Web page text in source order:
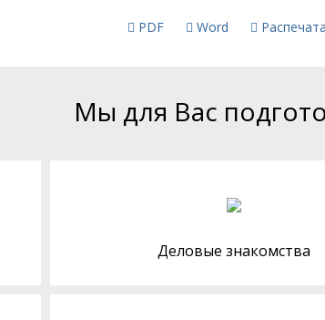
PDF Word
Мы для Вас
Деловые знакомства